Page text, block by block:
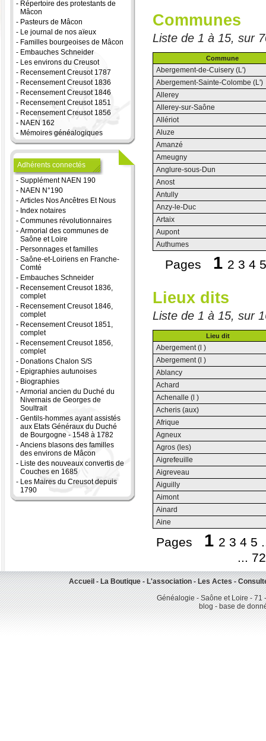
- Répertoire des protestants de
Mâcon
- Pasteurs de Mâcon
- Le journal de nos aïeux
- Familles bourgeoises de Mâcon
- Embauches Schneider
- Les environs du Creusot
- Recensement Creusot 1787
- Recensement Creusot 1836
- Recensement Creusot 1846
- Recensement Creusot 1851
- Recensement Creusot 1856
- NAEN 162
- Mémoires généalogiques
Adhérents connectés
- Supplément NAEN 190
- NAEN N°190
- Articles Nos Ancêtres Et Nous
- Index notaires
- Communes révolutionnaires
- Armorial des communes de
Saône et Loire
- Personnages et familles
- Saône-et-Loiriens en Franche-
Comté
- Embauches Schneider
- Recensement Creusot 1836,
complet
- Recensement Creusot 1846,
complet
- Recensement Creusot 1851,
complet
- Recensement Creusot 1856,
complet
- Donations Chalon S/S
- Epigraphies autunoises
- Biographies
- Armorial ancien du Duché du
Nivernais de Georges de
Soultrait
- Gentils-hommes ayant assistés
aux Etats Généraux du Duché
de Bourgogne - 1548 à 1782
- Anciens blasons des familles
des environs de Mâcon
- Liste des nouveaux convertis de
Couches en 1685
- Les Maires du Creusot depuis
1790
Communes
Liste de 1 à 15, sur
Commune
Abergement-de-Cuisery (L')
Abergement-Sainte-Colombe (L')
Allerey
Allerey-sur-Saône
Allériot
Aluze
Amanzé
Ameugny
Anglure-sous-Dun
Anost
Antully
Anzy-le-Duc
Artaix
Aupont
Authumes
Pages 1 2 3 4
Lieux dits
Liste de 1 à 15, sur
Lieu dit
Abergement (l )
Abergement (l )
Ablancy
Achard
Achenalle (l )
Acheris (aux)
Afrique
Agneux
Agros (les)
Aigrefeuille
Aigreveau
Aiguilly
Aimont
Ainard
Aine
Pages 1 2 3 4 5
...
Accueil - La Boutique - L'association - Les Actes -
Généalogie - Saône et Loire -
blog - base de